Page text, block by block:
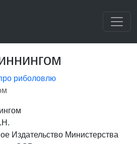
про риболовлю
Издательство Министерства